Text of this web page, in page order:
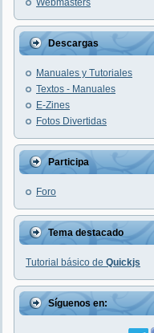
Webmasters
Descargas
Manuales y Tutoriales
Textos - Manuales
E-Zines
Fotos Divertidas
Participa
Foro
Tema destacado
Tutorial básico de Quickjs
Síguenos en: